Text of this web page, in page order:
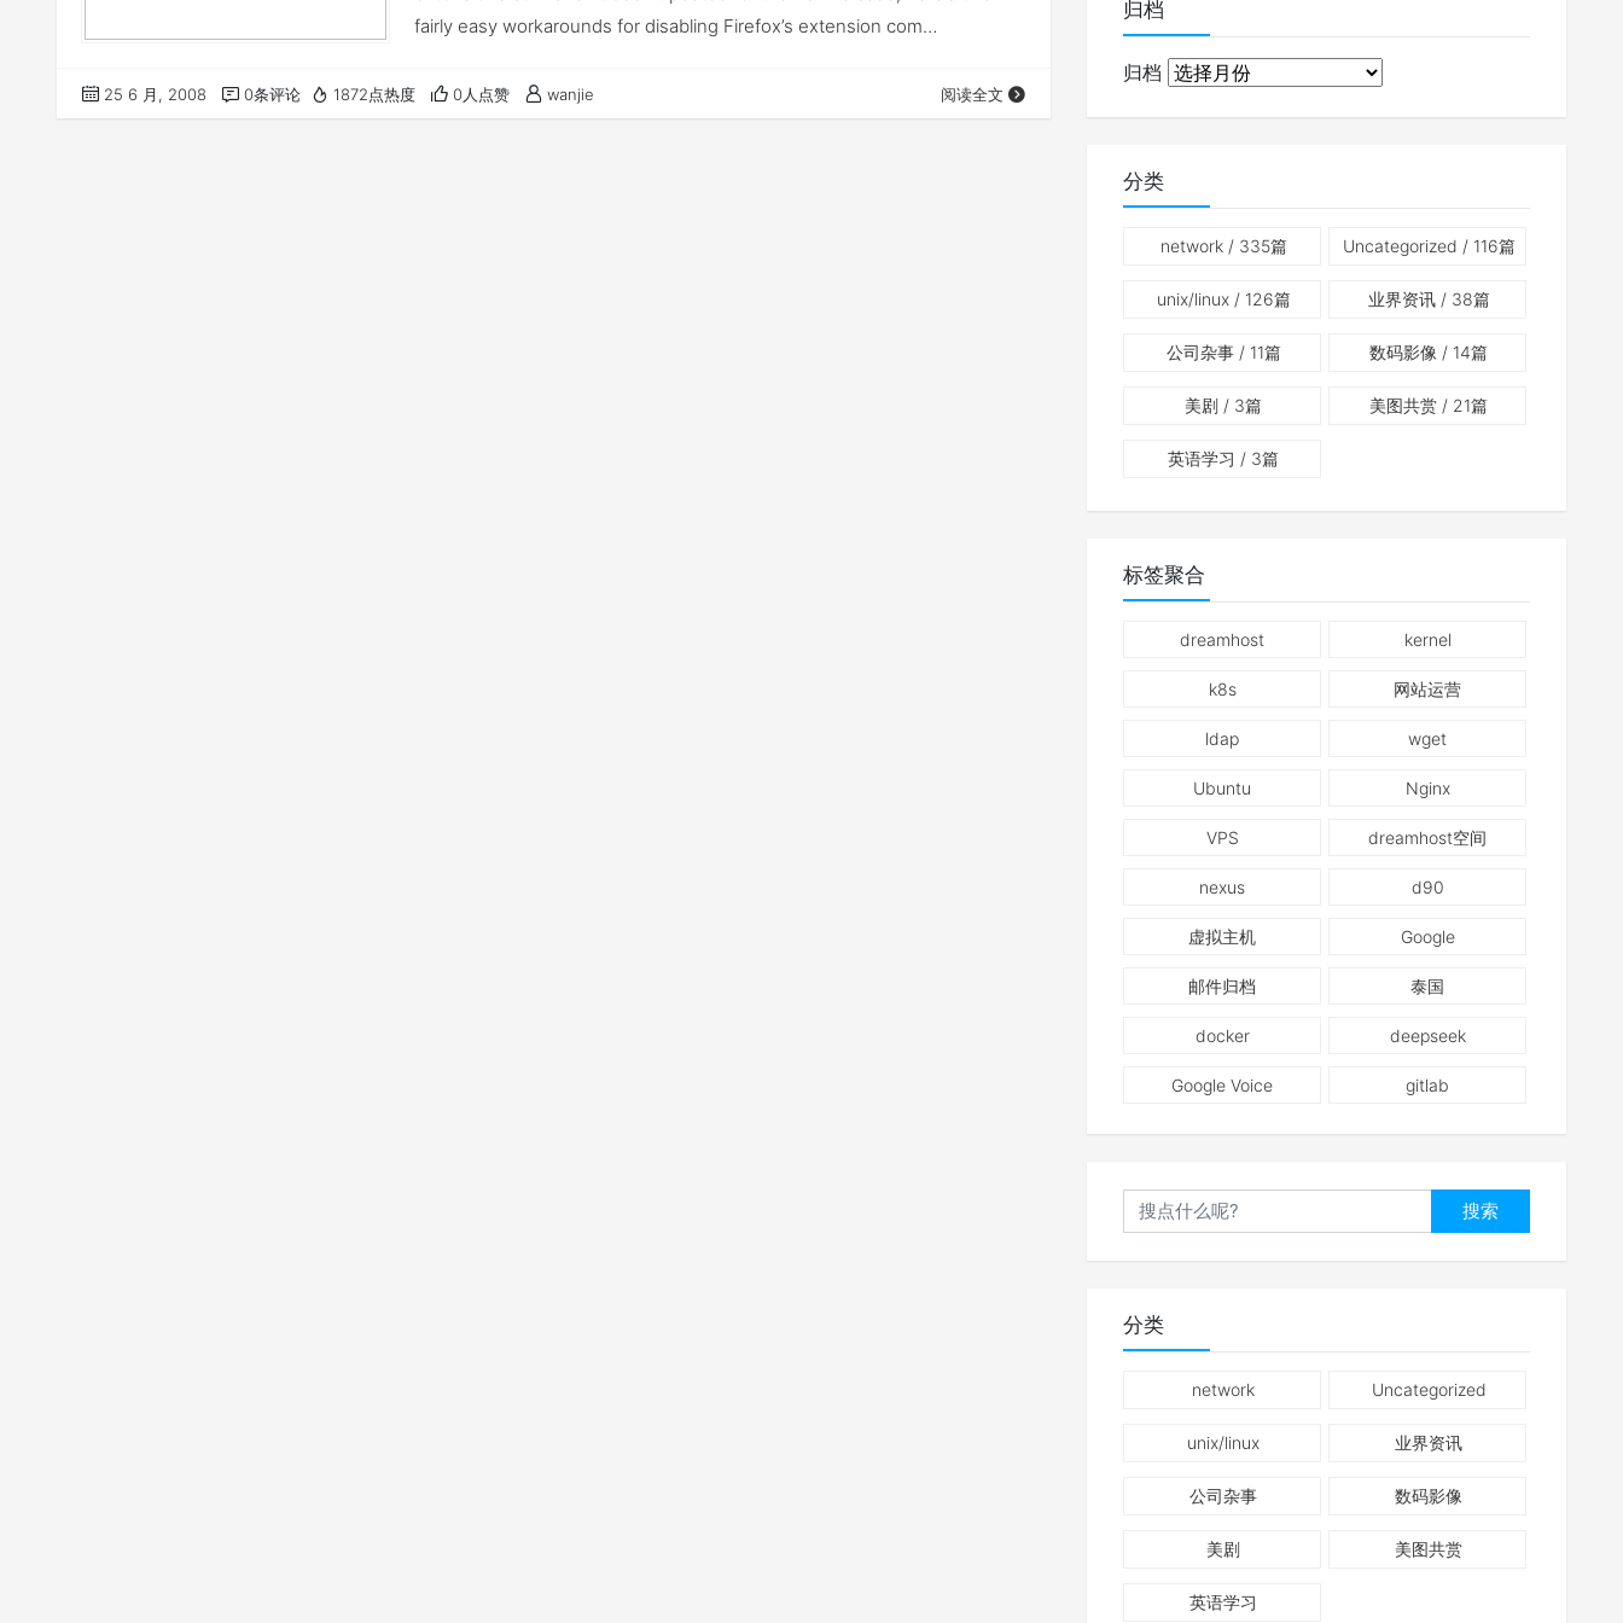
fairly easy workarounds for disabling Firefox’s extension com…
25 6 月, 2008 0条评论 1872点热度 0人点赞 wanjie 阅读全文
归档
归档
分类
network/ 335篇 Uncategorized / 116篇
unix/linux/ 126篇 业界资讯/ 38篇
公司杂事/ 11篇 数码影像 / 14篇
美剧 / 3篇 美图共赏 / 21篇
英语学习 / 3篇
标签聚合
dreamhost kernel
k8s 网站运营
ldap wget
Ubuntu Nginx
VPS dreamhost空间
nexus d90
虚拟主机 Google
邮件归档 泰国
docker deepseek
Google Voice gitlab
搜索
分类
network Uncategorized
unix/linux 业界资讯
公司杂事 数码影像
美剧 美图共赏
英语学习